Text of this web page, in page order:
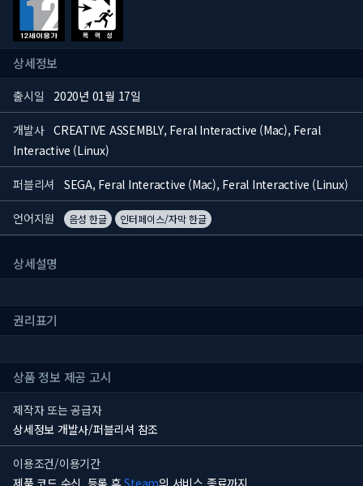
상세정보
출시일 2020년 01월 17일
개발사 CREATIVE ASSEMBLY, Feral Interactive (Mac), Feral
Interactive (Linux)
퍼블리셔 SEGA, Feral Interactive (Mac), Feral Interactive (Linux)
언어지원 음성 한글 인터페이스/자막 한글
상세설명
권리표기
상품 정보 제공 고시
제작자 또는 공급자
상세정보 개발사/퍼블리셔 참조
이용조건/이용기간